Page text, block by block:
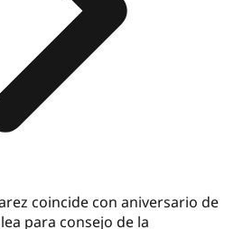
coincide con aniversario de
para consejo de la